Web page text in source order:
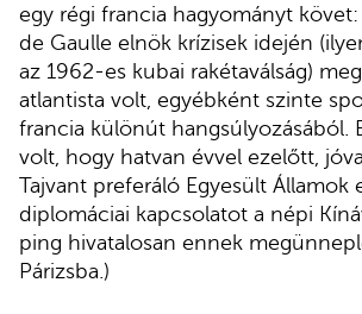
egy régi francia hagyományt
de Gaulle elnök krízisek idején
az 1962-es kubai rakétaválság)
atlantista volt, egyébként szinte
francia különút hangsúlyozásából.
volt, hogy hatvan évvel ezelőtt,
Tajvant preferáló Egyesült Államok
diplomáciai kapcsolatot a népi
ping hivatalosan ennek
Párizsba.)